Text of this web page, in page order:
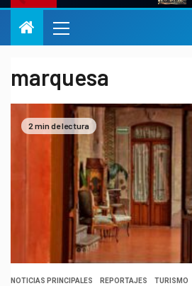
marquesa
2 min de lectura
NOTICIAS PRINCIPALES REPORTAJES TURISMO